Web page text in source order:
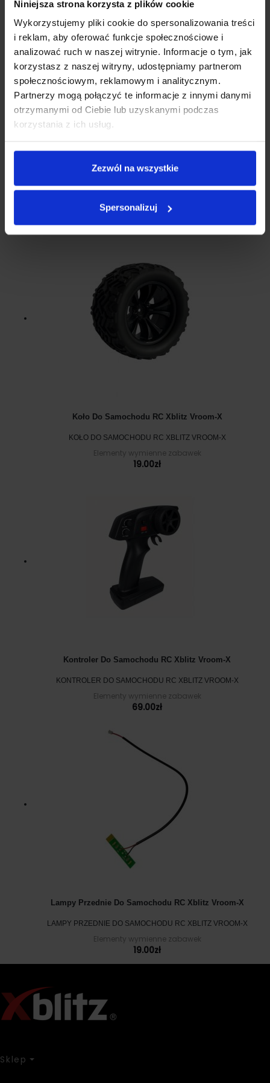
Niniejsza strona korzysta z plików cookie
Wykorzystujemy pliki cookie do spersonalizowania treści
i reklam, aby oferować funkcje społecznościowe i
analizować ruch w naszej witrynie. Informacje o tym, jak
korzystasz z naszej witryny, udostępniamy partnerom
społecznościowym, reklamowym i analitycznym.
Partnerzy mogą połączyć te informacje z innymi danymi
otrzymanymi od Ciebie lub uzyskanymi podczas
korzystania z ich usług.
Zezwól na wszystkie
Spersonalizuj
Drążek Kierowniczy Do Samochodu RC Xblitz Vroom-X
DRĄŻEK KIEROWNICZY DO SAMOCHODU RC XBLITZ VROOM-X
Elementy wymienne zabawek
Koło Do Samochodu RC Xblitz Vroom-X
KOŁO DO SAMOCHODU RC XBLITZ VROOM-X
Elementy wymienne zabawek
19.00zł
Kontroler Do Samochodu RC Xblitz Vroom-X
KONTROLER DO SAMOCHODU RC XBLITZ VROOM-X
Elementy wymienne zabawek
69.00zł
Lampy Przednie Do Samochodu RC Xblitz Vroom-X
LAMPY PRZEDNIE DO SAMOCHODU RC XBLITZ VROOM-X
Elementy wymienne zabawek
19.00zł
Sklep